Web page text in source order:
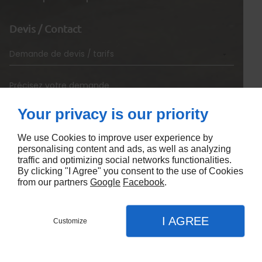
Devis / Contact
Your privacy is our priority
We use Cookies to improve user experience by
personalising content and ads, as well as analyzing
traffic and optimizing social networks functionalities.
By clicking "I Agree" you consent to the use of Cookies
from our partners Google Facebook.
Customize I AGREE